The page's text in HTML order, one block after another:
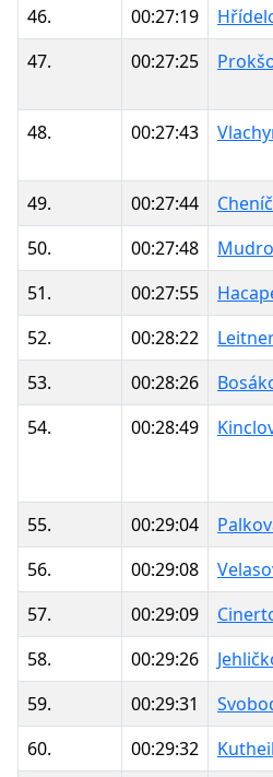
46.
00:27:19
47.
00:27:25
48. 00:27:43
49. 00:27:44
50.
00:27:48
51.
00:27:55
52.
00:28:22
53.
00:28:26
54.
00:28:49
55. 00:29:04
56.
00:29:08
57.
00:29:09
58.
00:29:26
59.
00:29:31
60.
00:29:32